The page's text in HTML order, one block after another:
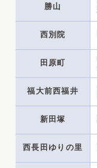
勝山
西別院
田原町
福大前西福井
新田塚
西長田ゆりの里